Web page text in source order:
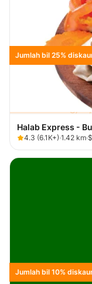
Halab Express -
4.3 (6.1K+)·1.42 km·
Jumlah bil 25%
Jumlah bil 10%